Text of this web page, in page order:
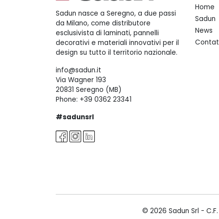
Sadun nasce a Seregno, a due passi
da Milano, come distributore
esclusivista di laminati, pannelli
decorativi e materiali innovativi per il
design su tutto il territorio nazionale.
info@sadun.it
Via Wagner 193
20831 Seregno (MB)
Phone: +39 0362 23341
#sadunsrl
Home
Sadun
News
© 2026 Sadun Srl -